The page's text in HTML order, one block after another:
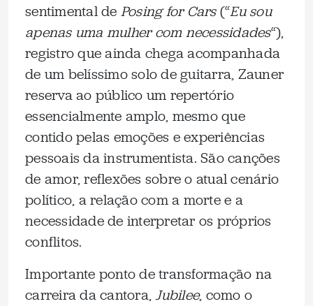
sentimental de Posing for Cars(“Eu sou
apenas uma mulher com necessidades“),
registro que ainda chega acompanhada
de um belíssimo solo de guitarra, Zauner
reserva ao público um repertório
essencialmente amplo, mesmo que
contido pelas emoções e experiências
pessoais da instrumentista. São canções
de amor, reflexões sobre o atual cenário
político, a relação com a morte e a
necessidade de interpretar os próprios
conflitos.
Importante ponto de transformação na
carreira da cantora,Jubilee, como o